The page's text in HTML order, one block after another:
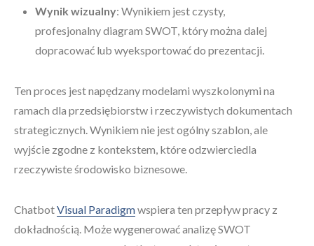
Wynik wizualny: Wynikiem jest czysty,
profesjonalny diagram SWOT, który można dalej
dopracować lub wyeksportować do prezentacji.
Ten proces jest napędzany modelami wyszkolonymi na
ramach dla przedsiębiorstw i rzeczywistych dokumentach
strategicznych. Wynikiem nie jest ogólny szablon, ale
wyjście zgodne z kontekstem, które odzwierciedla
rzeczywiste środowisko biznesowe.
ChatbotVisual Paradigmwspiera ten przepływ pracy z
dokładnością. Może wygenerować analizę SWOT